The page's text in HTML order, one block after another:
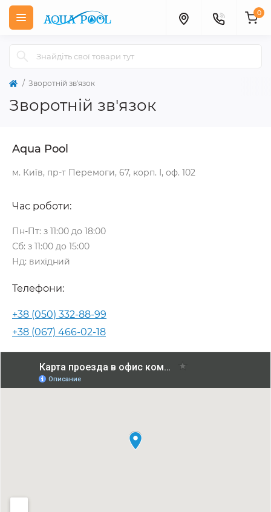
0
Зворотній зв'язок
Зворотній зв'язок
Aqua Pool
м. Київ, пр-т Перемоги, 67, корп. І, оф. 102
Час роботи:
Пн-Пт: з 11:00 до 18:00
Сб: з 11:00 до 15:00
Нд: вихідний
Телефони:
+38 (050) 332-88-99
+38 (067) 466-02-18